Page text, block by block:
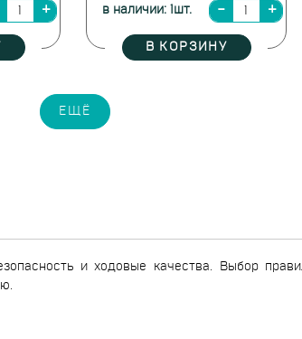
в наличии: 1шт.
В КОРЗИНУ
ЕЩЁ
и ходовые качества. Выбор